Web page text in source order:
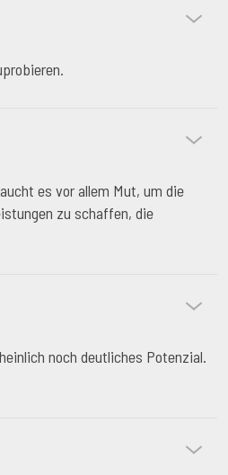
es vor allem Mut, um die
zu schaffen, die
noch deutliches Potenzial.